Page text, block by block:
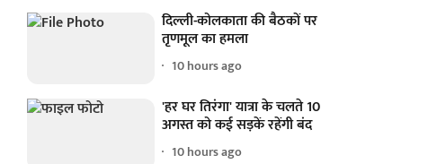
दिल्ली-कोलकाता की बैठकों पर
तृणमूल का हमला
10 hours ago
'हर घर तिरंगा' यात्रा के चलते 10
अगस्त को कई सड़कें रहेंगी बंद
10 hours ago